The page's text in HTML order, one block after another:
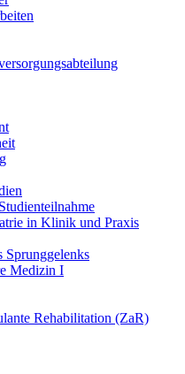
in Klinik und Praxis
Sprunggelenks
Medizin I
Rehabilitation (ZaR)